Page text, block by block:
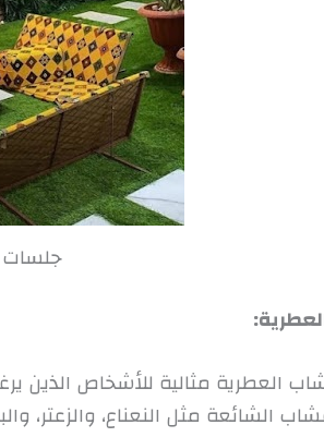
جلسات
العطرية مثالية للأشخاص الذين
الشائعة مثل النعناع، والزعتر،